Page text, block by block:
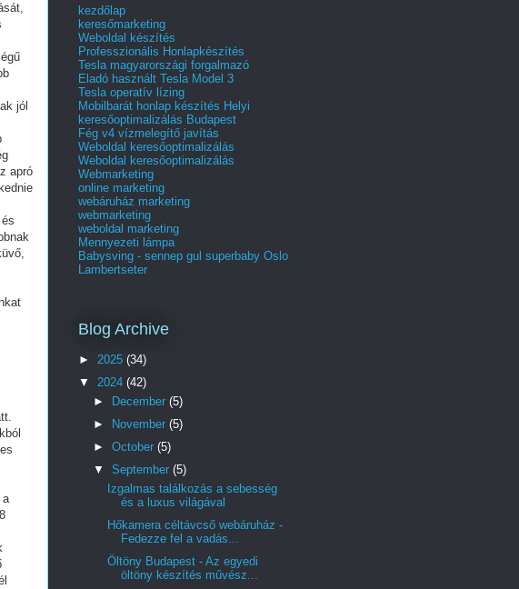
jól
apró
a
kezdőlap
keresőmarketing
Weboldal készítés
Professzionális Honlapkészítés
Tesla magyarországi forgalmazó
Eladó használt Tesla Model 3
Tesla operatív lízing
Mobilbarát honlap készítés Helyi
keresőoptimalizálás Budapest
Fég v4 vízmelegítő javítás
Weboldal keresőoptimalizálás
Weboldal keresőoptimalizálás
Webmarketing
online marketing
webáruház marketing
webmarketing
weboldal marketing
Mennyezeti lámpa
Babysving - sennep gul superbaby Oslo
Lambertseter
Blog Archive
► 2025 (34)
▼ 2024 (42)
►
December (5)
►
November (5)
► October (5)
▼ September (5)
Izgalmas találkozás a sebesség
és a luxus világával
Hőkamera céltávcső webáruház -
Fedezze fel a vadás...
Öltöny Budapest - Az egyedi
öltöny készítés művész...